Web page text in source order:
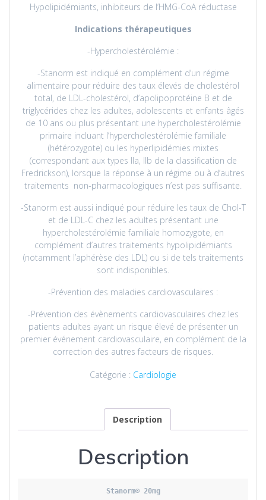
Hypolipidémiants, inhibiteurs de l’HMG-CoA réductase
Indications thérapeutiques
-Hypercholestérolémie :
-Stanorm est indiqué en complément d’un régime
alimentaire pour réduire des taux élevés de cholestérol
total, de LDL-cholestérol, d’apolipoprotéine B et de
triglycérides chez les adultes, adolescents et enfants âgés
de 10 ans ou plus présentant une hypercholestérolémie
primaire incluant l’hypercholestérolémie familiale
(hétérozygote) ou les hyperlipidémies mixtes
(correspondant aux types IIa, IIb de la classification de
Fredrickson), lorsque la réponse à un régime ou à d’autres
traitements non-pharmacologiques n’est pas suffisante.
-Stanorm est aussi indiqué pour réduire les taux de Chol-T
et de LDL-C chez les adultes présentant une
hypercholestérolémie familiale homozygote, en
complément d’autres traitements hypolipidémiants
(notamment l’aphérèse des LDL) ou si de tels traitements
sont indisponibles.
-Prévention des maladies cardiovasculaires :
-Prévention des évènements cardiovasculaires chez les
patients adultes ayant un risque élevé de présenter un
premier événement cardiovasculaire, en complément de la
correction des autres facteurs de risques.
Catégorie : Cardiologie
Description
Description
Stanorm® 20mg